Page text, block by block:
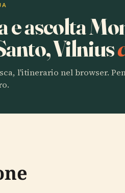
e ascolta
Vilnius
l'itinerario nel browser.